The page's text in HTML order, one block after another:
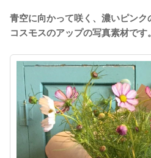
青空に向かって咲く、濃いピン
コスモスのアップの写真素材です。